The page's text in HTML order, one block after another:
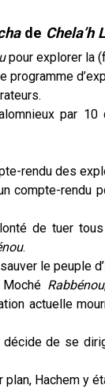
de Chela’h
pour explorer la
programme
par
rendu des
compte-
de tuer
.
le peuple
Rabbénou
actuelle
de se
Hachem y